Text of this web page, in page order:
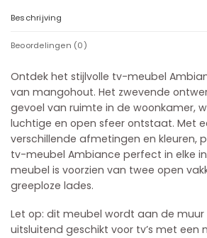
Beschrijving
Beoordelingen (0)
Ontdek het stijlvolle tv-meubel
van mangohout. Het zwevende
gevoel van ruimte in de woonkamer,
luchtige en open sfeer ontstaat. Met
verschillende afmetingen en kleuren,
tv-meubel Ambiance perfect in elke
meubel is voorzien van twee open
greeploze lades.
Let op: dit meubel wordt aan de muur
uitsluitend geschikt voor tv’s met een